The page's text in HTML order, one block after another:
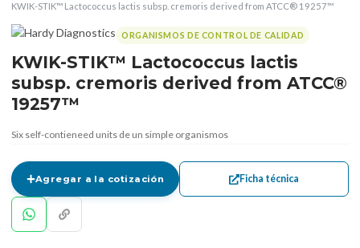
KWIK-STIK™ Lactococcus lactis subsp. cremoris derived from ATCC® 19257™
ORGANISMOS DE CONTROL DE CALIDAD
KWIK-STIK™ Lactococcus lactis
subsp. cremoris derived from ATCC®
19257™
Six self-contieneed units de un simple organismos
Agregar a la cotización Ficha técnica